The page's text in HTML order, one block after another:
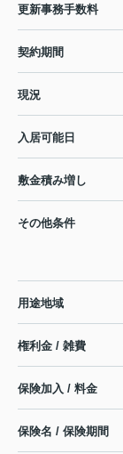
更新事務手数料
契約期間
現況
入居可能日
敷金積み増し
その他条件
用途地域
権利金 / 雑費
保険加入 / 料金
保険名 / 保険期間